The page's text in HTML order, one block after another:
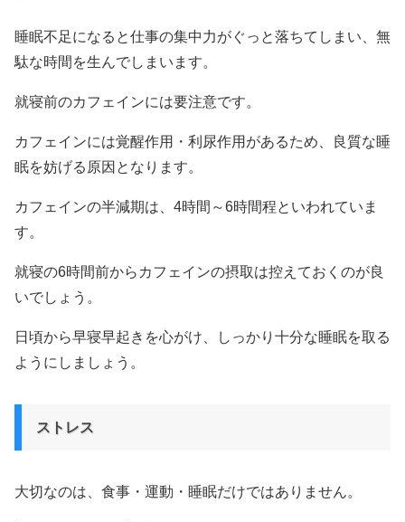
睡眠不足になると仕事の集中力がぐっと落ちてしまい、無
駄な時間を生んでしまいます。
就寝前のカフェインには要注意です。
カフェインには覚醒作用・利尿作用があるため、良質な睡
眠を妨げる原因となります。
カフェインの半減期は、4時間～6時間程といわれていま
す。
就寝の6時間前からカフェインの摂取は控えておくのが良
いでしょう。
日頃から早寝早起きを心がけ、しっかり十分な睡眠を取る
ようにしましょう。
ストレス
大切なのは、食事・運動・睡眠だけではありません。